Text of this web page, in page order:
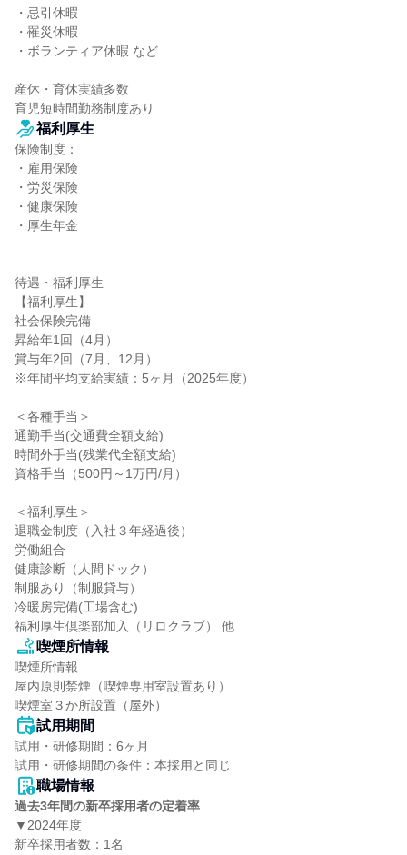
・忌引休暇
・罹災休暇
・ボランティア休暇 など
産休・育休実績多数
育児短時間勤務制度あり
福利厚生
保険制度：
・雇用保険
・労災保険
・健康保険
・厚生年金
待遇・福利厚生
【福利厚生】
社会保険完備
昇給年1回（4月）
賞与年2回（7月、12月）
※年間平均支給実績：5ヶ月（2025年度）
＜各種手当＞
通勤手当(交通費全額支給)
時間外手当(残業代全額支給)
資格手当（500円～1万円/月）
＜福利厚生＞
退職金制度（入社３年経過後）
労働組合
健康診断（人間ドック）
制服あり（制服貸与）
冷暖房完備(工場含む)
福利厚生倶楽部加入（リロクラブ） 他
喫煙所情報
喫煙所情報
屋内原則禁煙（喫煙専用室設置あり）
喫煙室３か所設置（屋外）
試用期間
試用・研修期間：6ヶ月
職場情報
過去3年間の新卒採用者の定着率
▼2024年度
新卒採用者数：1名